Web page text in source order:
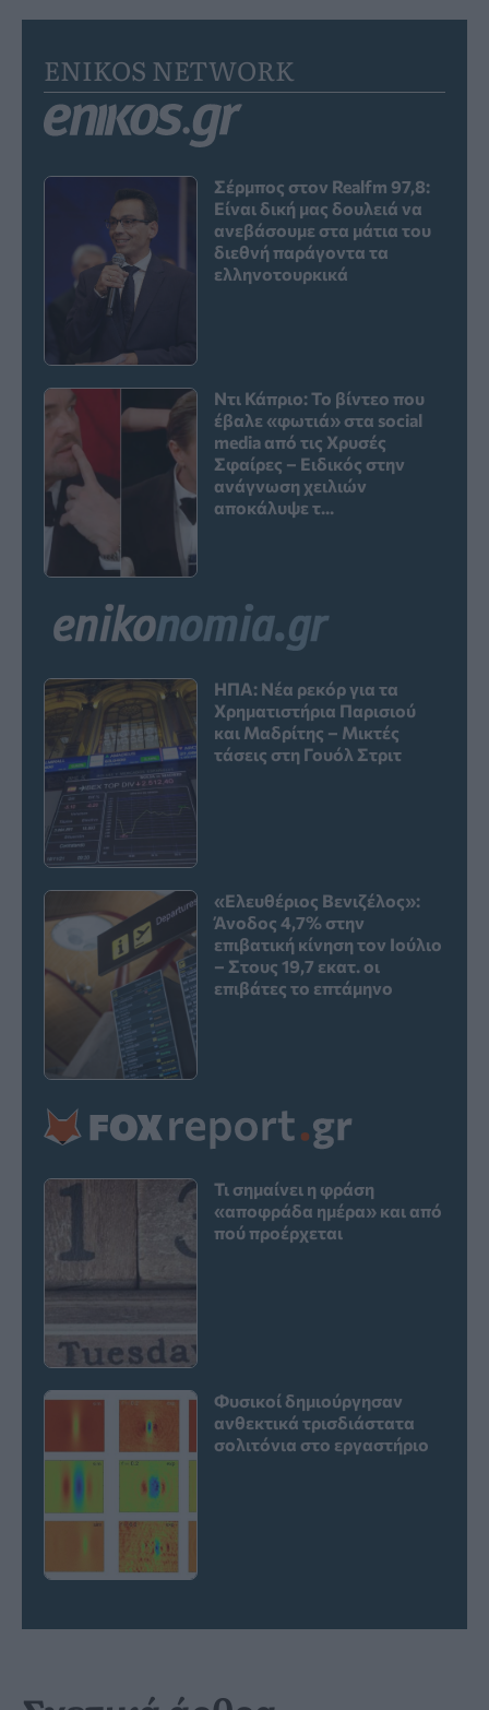
ENIKOS NETWORK
Σέρμπος στον Realfm 97,8:
Είναι δική μας δουλειά να
ανεβάσουμε στα μάτια του
διεθνή παράγοντα τα
ελληνοτουρκικά
Ντι Κάπριο: Το βίντεο που
έβαλε «φωτιά» στα social
media από τις Χρυσές
Σφαίρες – Ειδικός στην
ανάγνωση χειλιών
αποκάλυψε τ...
ΗΠΑ: Νέα ρεκόρ για τα
Χρηματιστήρια Παρισιού
και Μαδρίτης – Μικτές
τάσεις στη Γουόλ Στριτ
«Ελευθέριος Βενιζέλος»:
Άνοδος 4,7% στην
επιβατική κίνηση τον Ιούλιο
– Στους 19,7 εκατ. οι
επιβάτες το επτάμηνο
Τι σημαίνει η φράση
«αποφράδα ημέρα» και από
πού προέρχεται
Φυσικοί δημιούργησαν
ανθεκτικά τρισδιάστατα
σολιτόνια στο εργαστήριο